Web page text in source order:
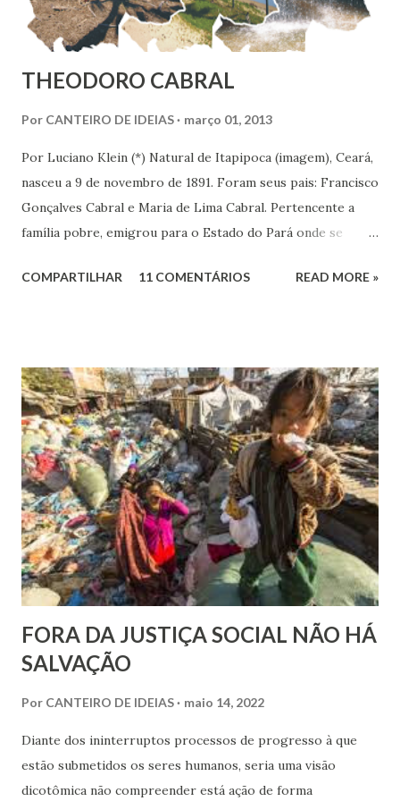
THEODORO CABRAL
Por CANTEIRO DE IDEIAS março 01, 2013
Por Luciano Klein (*) Natural de Itapipoca (imagem), Ceará,
nasceu a 9 de novembro de 1891. Foram seus pais: Francisco
Gonçalves Cabral e Maria de Lima Cabral. Pertencente a
família pobre, emigrou para o Estado do Pará onde se
nos estudos, adquiriu conhecimentos gerais, notadamente
com rapidez e brilhantismo.
COMPARTILHAR 11 COMENTÁRIOS READ MORE »
FORA DA JUSTIÇA SOCIAL NÃO HÁ
SALVAÇÃO
Por CANTEIRO DE IDEIAS maio 14, 2022
Diante dos ininterruptos processos de progresso à que
estão submetidos os seres humanos, seria uma visão
dicotômica não compreender está ação de forma